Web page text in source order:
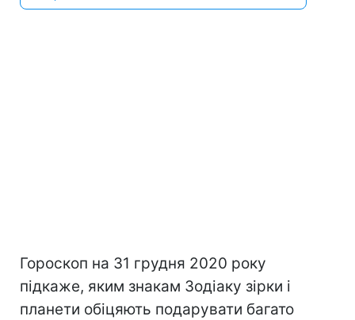
Гороскоп на 31 грудня 2020 року
підкаже, яким знакам Зодіаку зірки і
планети обіцяють подарувати багато